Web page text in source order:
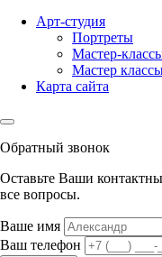
Арт-студия
Портреты
Мастер-
Мастер
Карта сайта
Обратный звонок
Оставьте Ваши
все вопросы.
Ваше имя
Ваш телефон